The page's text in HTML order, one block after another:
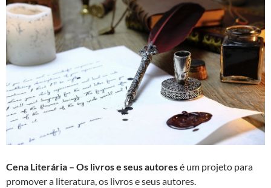
Cena Literária – Os livros e seus autoresé um projeto para
promover a literatura, os livros e seus autores.